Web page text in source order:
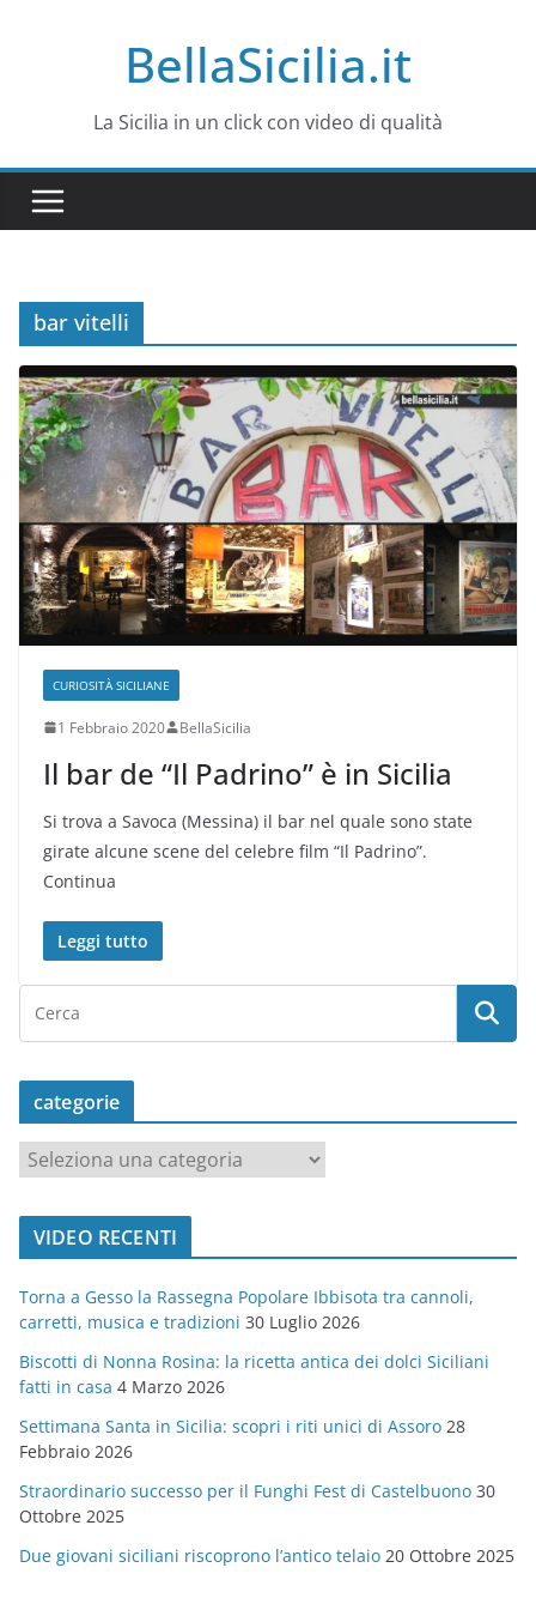
BellaSicilia.it
La Sicilia in un click con video di qualità
bar vitelli
CURIOSITÀ SICILIANE
1 Febbraio 2020 BellaSicilia
Il bar de “Il Padrino” è in Sicilia
Si trova a Savoca (Messina) il bar nel quale sono state
girate alcune scene del celebre film “Il Padrino”.
Continua
Leggi tutto
categorie
a
t
o
r
i
e
VIDEO RECENTI
Torna a Gesso la Rassegna Popolare Ibbisota tra cannoli,
carretti, musica e tradizioni 30 Luglio 2026
Biscotti di Nonna Rosina: la ricetta antica dei dolci Siciliani
fatti in casa 4 Marzo 2026
Settimana Santa in Sicilia: scopri i riti unici di Assoro 28
Febbraio 2026
Straordinario successo per il Funghi Fest di Castelbuono 30
Ottobre 2025
Due giovani siciliani riscoprono l’antico telaio 20 Ottobre 2025